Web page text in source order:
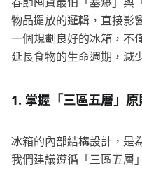
物品擺放的邏輯，直接影
一個規劃良好的冰箱，不
延長食物的生命週期，減
1. 掌握「三區五層」
冰箱的內部結構設計，是
我們建議遵循「三區五層